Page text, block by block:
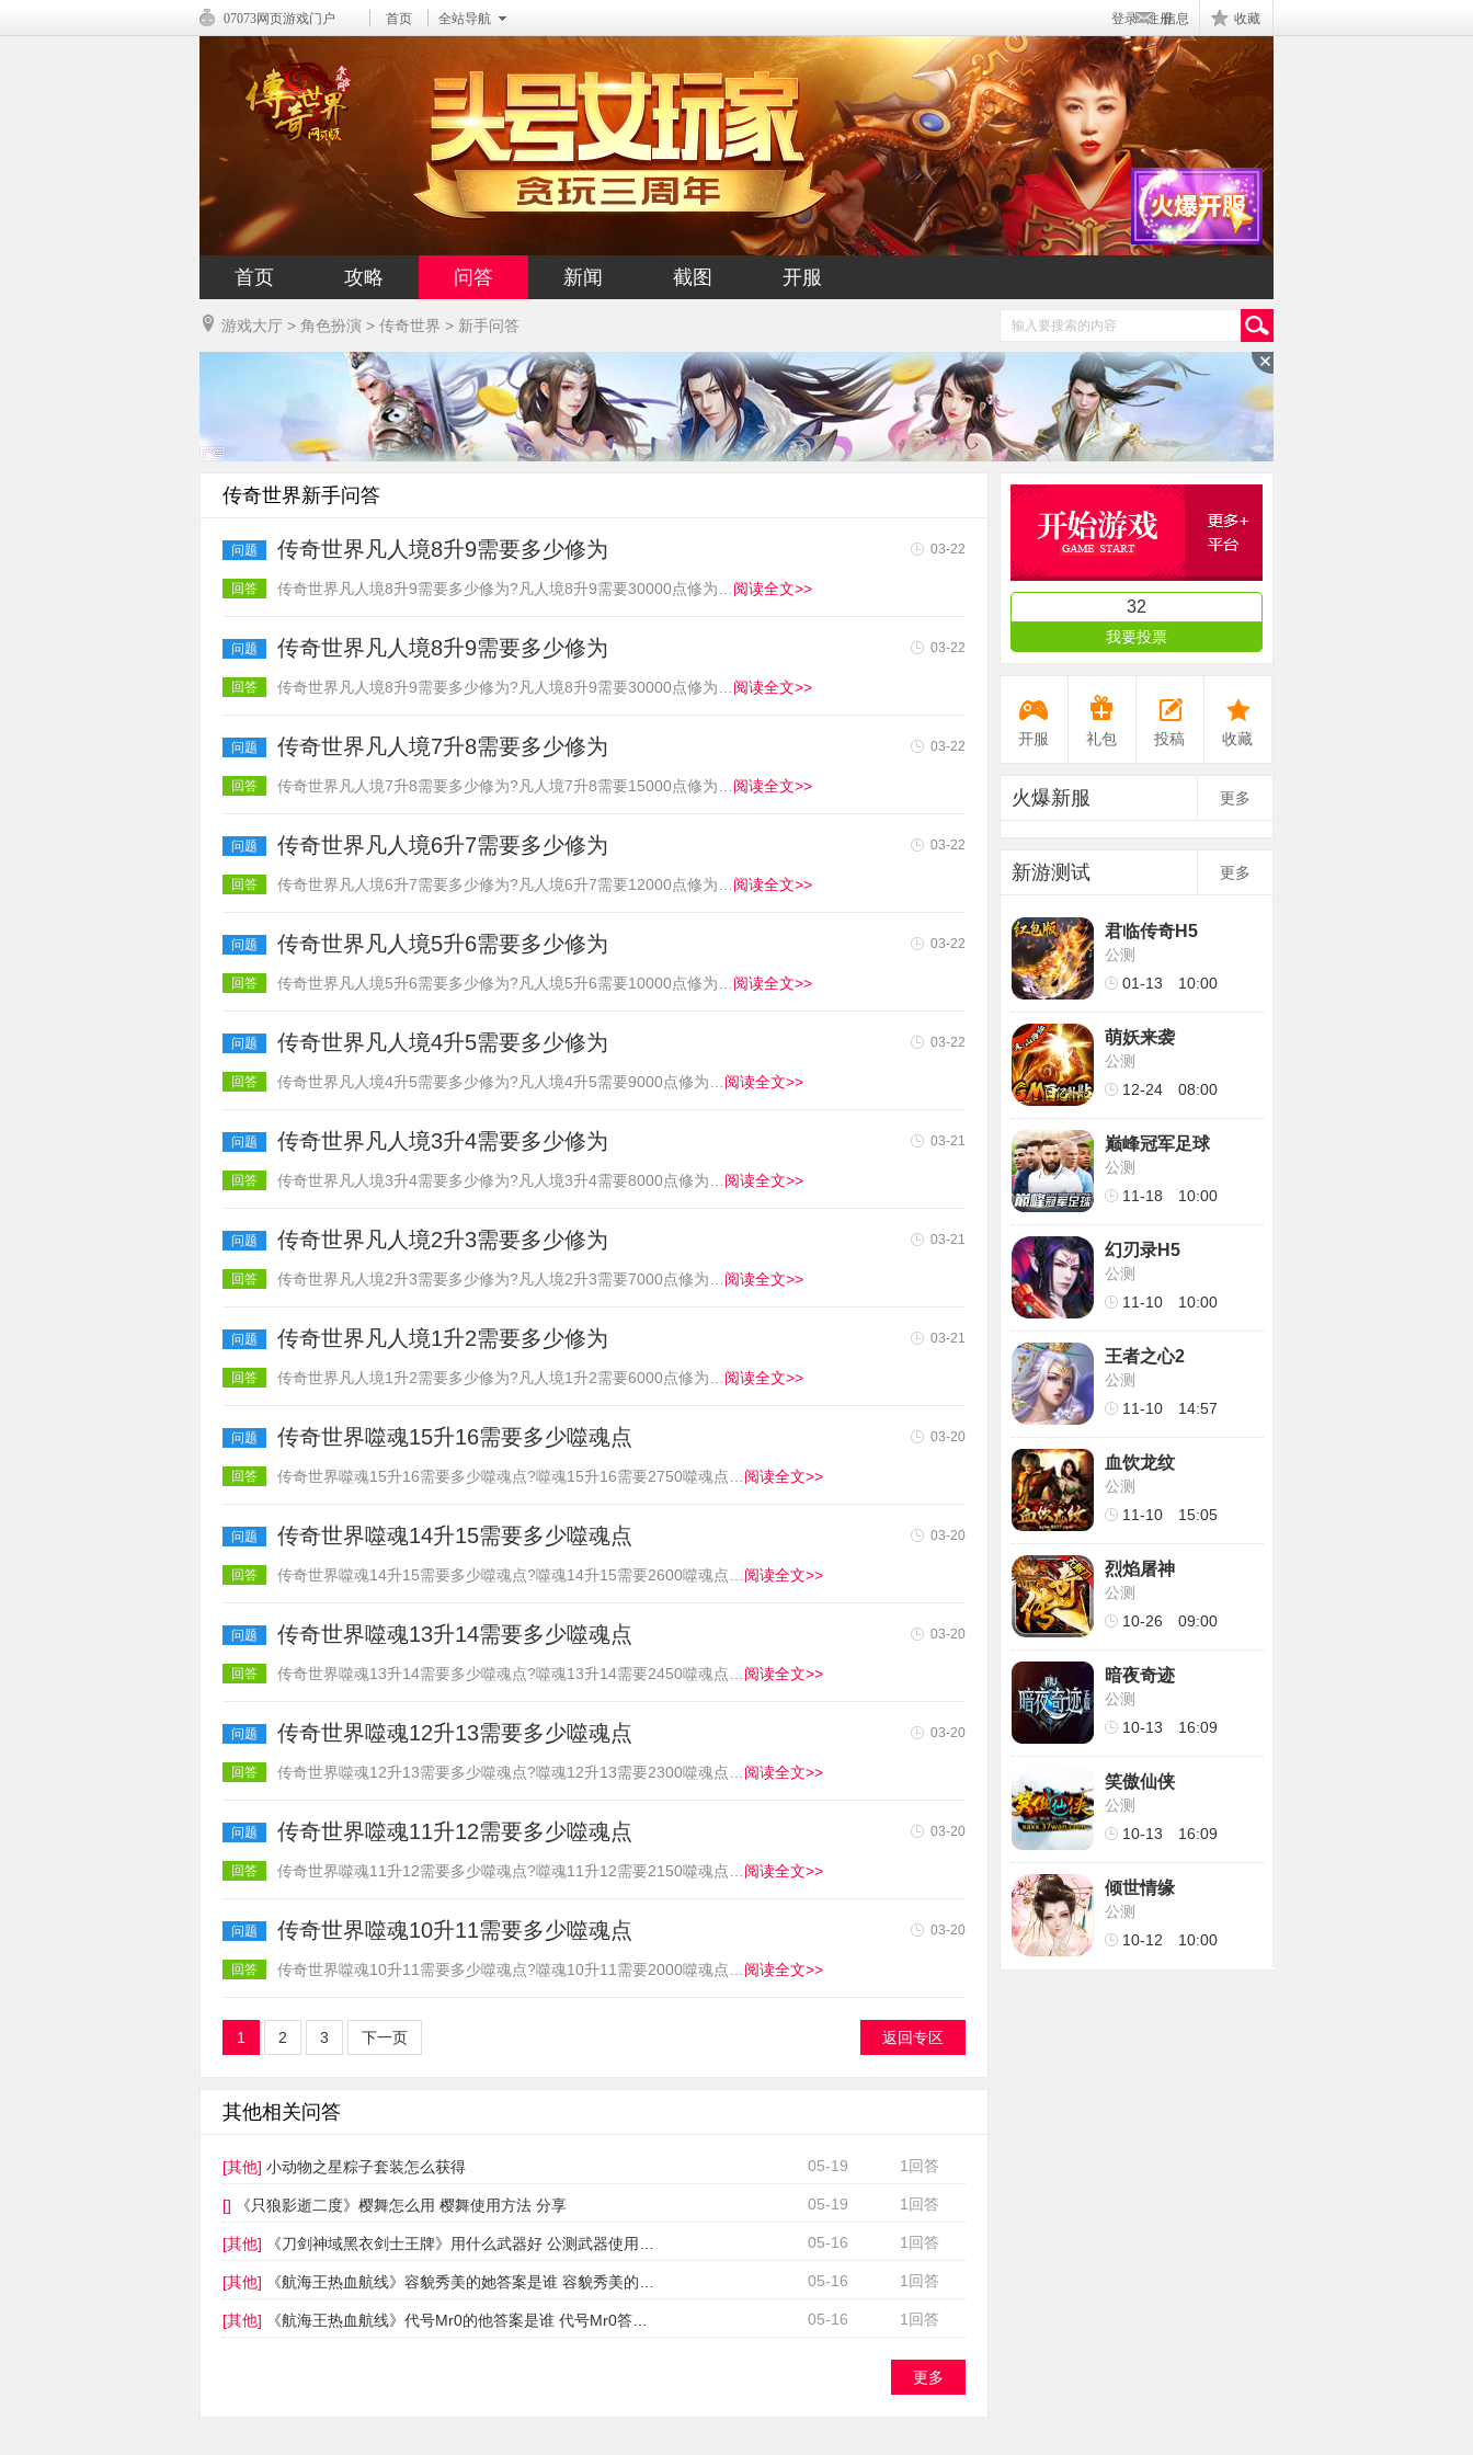
07073网页游戏门户 首页 全站导航 登录|注册信息 收藏
首页 攻略 问答 新闻 截图 开服
游戏大厅 > 角色扮演 > 传奇世界 > 新手问答
传奇世界新手问答
问题 传奇世界凡人境8升9需要多少修为 03-22
回答 传奇世界凡人境8升9需要多少修为?凡人境8升9需要30000点修为… 阅读全文>>
问题 传奇世界凡人境8升9需要多少修为 03-22
回答 传奇世界凡人境8升9需要多少修为?凡人境8升9需要30000点修为… 阅读全文>>
问题 传奇世界凡人境7升8需要多少修为 03-22
回答 传奇世界凡人境7升8需要多少修为?凡人境7升8需要15000点修为… 阅读全文>>
问题 传奇世界凡人境6升7需要多少修为 03-22
回答 传奇世界凡人境6升7需要多少修为?凡人境6升7需要12000点修为… 阅读全文>>
问题 传奇世界凡人境5升6需要多少修为 03-22
回答 传奇世界凡人境5升6需要多少修为?凡人境5升6需要10000点修为… 阅读全文>>
问题 传奇世界凡人境4升5需要多少修为 03-22
回答 传奇世界凡人境4升5需要多少修为?凡人境4升5需要9000点修为… 阅读全文>>
问题 传奇世界凡人境3升4需要多少修为 03-21
回答 传奇世界凡人境3升4需要多少修为?凡人境3升4需要8000点修为… 阅读全文>>
问题 传奇世界凡人境2升3需要多少修为 03-21
回答 传奇世界凡人境2升3需要多少修为?凡人境2升3需要7000点修为… 阅读全文>>
问题 传奇世界凡人境1升2需要多少修为 03-21
回答 传奇世界凡人境1升2需要多少修为?凡人境1升2需要6000点修为… 阅读全文>>
问题 传奇世界噬魂15升16需要多少噬魂点 03-20
回答 传奇世界噬魂15升16需要多少噬魂点?噬魂15升16需要2750噬魂点… 阅读全文>>
问题 传奇世界噬魂14升15需要多少噬魂点 03-20
回答 传奇世界噬魂14升15需要多少噬魂点?噬魂14升15需要2600噬魂点… 阅读全文>>
问题 传奇世界噬魂13升14需要多少噬魂点 03-20
回答 传奇世界噬魂13升14需要多少噬魂点?噬魂13升14需要2450噬魂点… 阅读全文>>
问题 传奇世界噬魂12升13需要多少噬魂点 03-20
回答 传奇世界噬魂12升13需要多少噬魂点?噬魂12升13需要2300噬魂点… 阅读全文>>
问题 传奇世界噬魂11升12需要多少噬魂点 03-20
回答 传奇世界噬魂11升12需要多少噬魂点?噬魂11升12需要2150噬魂点… 阅读全文>>
问题 传奇世界噬魂10升11需要多少噬魂点 03-20
回答 传奇世界噬魂10升11需要多少噬魂点?噬魂10升11需要2000噬魂点… 阅读全文>>
返回专区
1 2 3 下一页
其他相关问答
[其他] 小动物之星粽子套装怎么获得 05-19 1回答
[] 《只狼影逝二度》樱舞怎么用 樱舞使用方法 分享 05-19 1回答
[其他] 05-16 1回答
[其他] 05-16 1回答
[其他] 05-16 1回答
更多
32
我要投票
开服 礼包 投稿 收藏
火爆新服 更多
新游测试 更多
君临传奇H5
公测
01-13 10:00
萌妖来袭
公测
12-24 08:00
巅峰冠军足球
公测
11-18 10:00
幻刃录H5
公测
11-10 10:00
王者之心2
公测
11-10 14:57
血饮龙纹
公测
11-10 15:05
烈焰屠神
公测
10-26 09:00
暗夜奇迹
公测
10-13 16:09
笑傲仙侠
公测
10-13 16:09
倾世情缘
公测
10-12 10:00